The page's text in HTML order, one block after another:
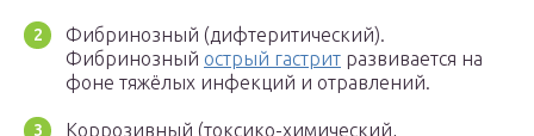
Фибринозный (дифтеритический).
Фибринозный острый гастрит развивается на
фоне тяжёлых инфекций и отравлений.
Коррозивный (токсико-химический,